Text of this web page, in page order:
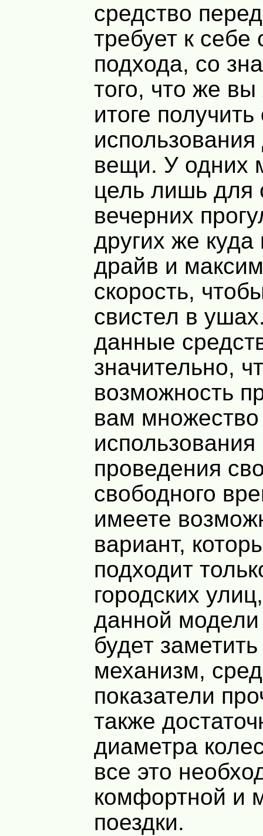
средство
требует к себе
подхода, со
того, что же вы
итоге получить
вещи. У одних
цель лишь для
вечерних
других же
драйв и
скорость,
свистел в
данные
значительно,
возможность
вам
использования
проведения
свободного
имеете
вариант,
подходит
городских
данной
будет
механизм,
показатели
также
диаметра
все это
комфортной и
поездки.